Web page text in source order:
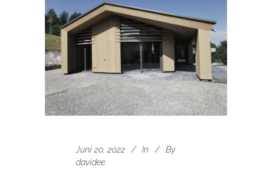
Juni 20, 2022 In
By
davidee